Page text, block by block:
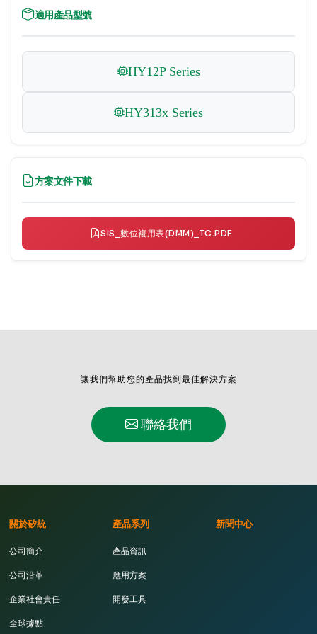
適用產品型號
HY12P Series
HY313x Series
方案文件下載
SIS_數位複用表(DMM)_TC.PDF
讓我們幫助您的產品找到最佳解決方案
聯絡我們
關於矽統
公司簡介
公司沿革
企業社會責任
全球據點
產品系列
產品資訊
應用方案
開發工具
新聞中心